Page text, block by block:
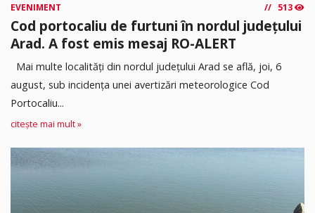
EVENIMENT 513
Cod portocaliu de furtuni în nordul județului
Arad. A fost emis mesaj RO-ALERT
Mai multe localități din nordul județului Arad se află, joi, 6
august, sub incidența unei avertizări meteorologice Cod
Portocaliu...
citește mai mult »